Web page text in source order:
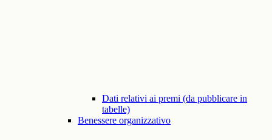
Dati relativi ai premi (da pubblicare in
tabelle)
Benessere organizzativo